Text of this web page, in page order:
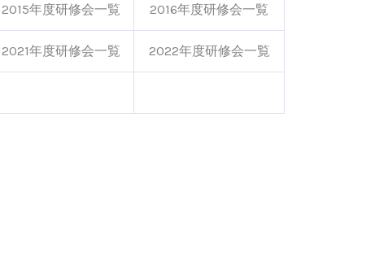
2015年度研修会一覧 2016年度研修会一覧
2021年度研修会一覧 2022年度研修会一覧